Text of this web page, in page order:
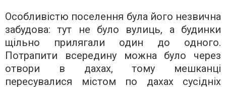
Особливістю поселення була його незвична
забудова: тут не було вулиць, а будинки
щільно прилягали один до одного.
Потрапити всередину можна було через
отвори в дахах, тому мешканці
пересувалися містом по дахах сусідніх